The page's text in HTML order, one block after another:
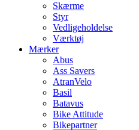
Skærme
Styr
Vedligeholdelse
Værktøj
Mærker
Abus
Ass Savers
AtranVelo
Basil
Batavus
Bike Attitude
Bikepartner